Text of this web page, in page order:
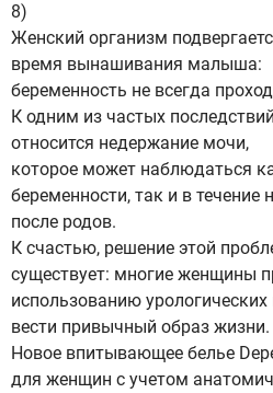
8)
Женский организм
время вынашивания малыша:
беременность не всегда
К одним из частых
относится недержание мочи,
которое может наблюдаться
беременности, так и в течение
после родов.
К счастью, решение этой
существует: многие женщины
использованию
вести привычный образ жизни.
Новое впитывающее белье
для женщин с учетом